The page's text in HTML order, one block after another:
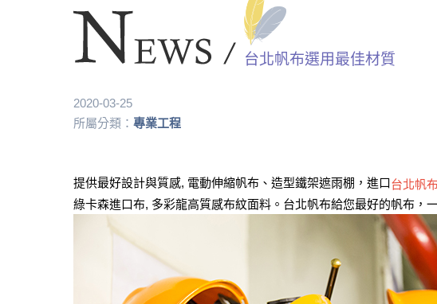
台北帆布選用最佳材質
2020-03-25
所屬分類： 專業工程
提供最好設計與質感, 電動伸縮帆布、造型鐵架遮雨棚，進口 台北帆布
綠卡森進口布, 多彩龍高質感布紋面料。台北帆布給您最好的帆布，